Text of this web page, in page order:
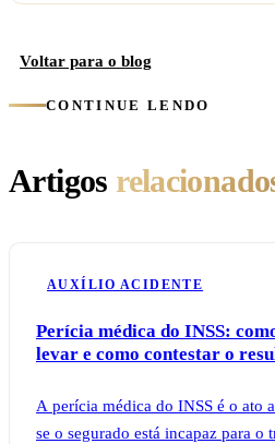
Voltar para o blog
CONTINUE LENDO
Artigos
AUXÍLIO ACIDENTE
Perícia médica do INSS:
levar e como contestar o
A perícia médica do INSS é o ato
se o segurado está incapaz para o